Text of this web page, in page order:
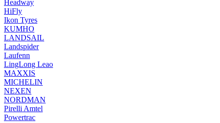
Headway
HiFly
Ikon Tyres
KUMHO
LANDSAIL
Landspider
Laufenn
LingLong Leao
MAXXIS
MICHELIN
NEXEN
NORDMAN
Pirelli Amtel
Powertrac